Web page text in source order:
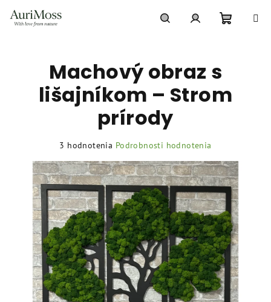
Machový obraz s
lišajníkom – Strom
prírody
Priemerné
produktu
je
5,0
z
5
hviezdičiek.
3 hodnotenia Podrobnosti hodnotenia